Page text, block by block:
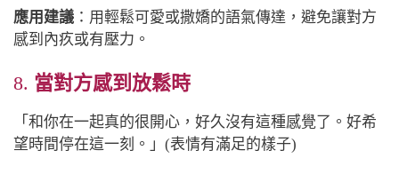
應用建議 ：用輕鬆可愛或撒嬌的語氣傳達，避免讓對方
感到內疚或有壓力。
8. 當對方感到放鬆時
「和你在一起真的很開心，好久沒有這種感覺了。好希
望時間停在這一刻。」(表情有滿足的樣子)